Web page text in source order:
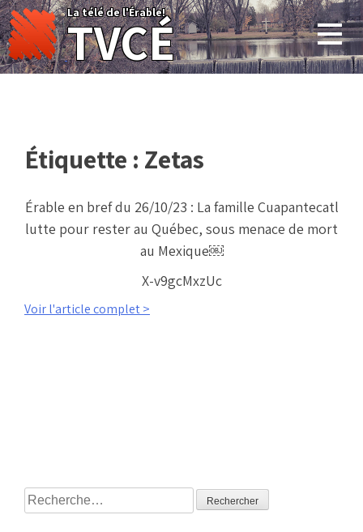
Skip
to
content
La télé de l'Érable!
TVCÉ
Étiquette : Zetas
Érable en bref du 26/10/23 : La famille Cuapantecatl
lutte pour rester au Québec, sous menace de mort
au Mexique￼
X-v9gcMxzUc
Voir l'article complet >
Rechercher :